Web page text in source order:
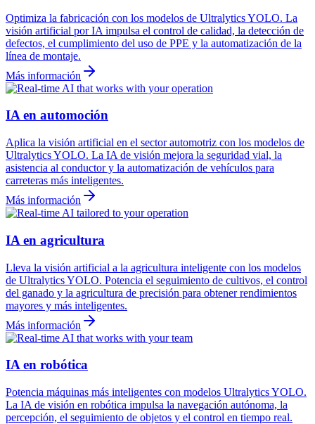
Optimiza la fabricación con los modelos de Ultralytics YOLO. La
visión artificial por IA impulsa el control de calidad, la detección de
defectos, el cumplimiento del uso de PPE y la automatización de la
línea de montaje.
Más información
IA en automoción
Aplica la visión artificial en el sector automotriz con los modelos de
Ultralytics YOLO. La IA de visión mejora la seguridad vial, la
asistencia al conductor y la automatización de vehículos para
carreteras más inteligentes.
Más información
IA en agricultura
Lleva la visión artificial a la agricultura inteligente con los modelos
de Ultralytics YOLO. Potencia el seguimiento de cultivos, el control
del ganado y la agricultura de precisión para obtener rendimientos
mayores y más inteligentes.
Más información
IA en robótica
Potencia máquinas más inteligentes con modelos Ultralytics YOLO.
La IA de visión en robótica impulsa la navegación autónoma, la
percepción, el seguimiento de objetos y el control en tiempo real.